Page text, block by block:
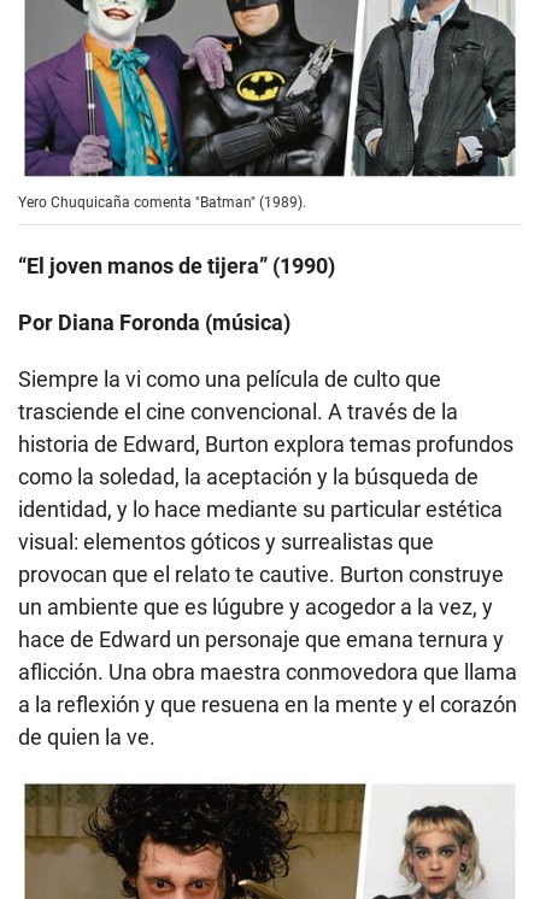
Yero Chuquicaña comenta "Batman" (1989).
“El joven manos de tijera” (1990)
Por Diana Foronda (música)
Siempre la vi como una película de culto que
trasciende el cine convencional. A través de la
historia de Edward, Burton explora temas profundos
como la soledad, la aceptación y la búsqueda de
identidad, y lo hace mediante su particular estética
visual: elementos góticos y surrealistas que
provocan que el relato te cautive. Burton construye
un ambiente que es lúgubre y acogedor a la vez, y
hace de Edward un personaje que emana ternura y
aflicción. Una obra maestra conmovedora que llama
a la reflexión y que resuena en la mente y el corazón
de quien la ve.